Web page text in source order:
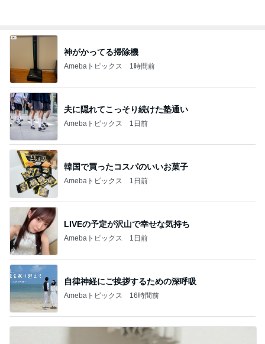
神がかってる掃除機
Amebaトピックス 1時間前
夫に隠れてこっそり続けた塾通い
Amebaトピックス 1日前
韓国で買ったコスパのいいお菓子
Amebaトピックス 1日前
LIVEの予定が沢山で幸せな気持ち
Amebaトピックス 1日前
自律神経にご挨拶するための深呼吸
Amebaトピックス 16時間前